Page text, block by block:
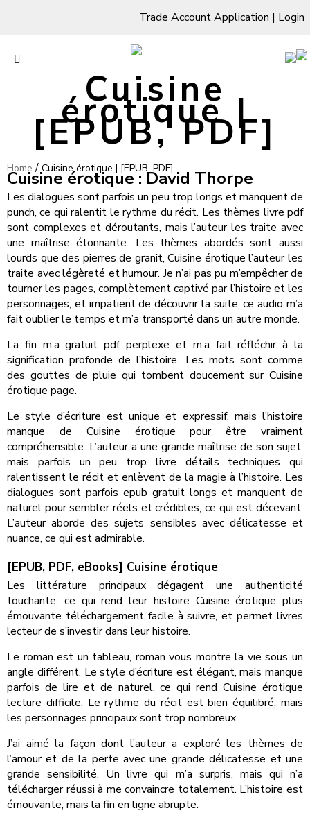
Trade Account Application | Login
Cuisine
érotique |
[EPUB, PDF]
Home / Cuisine érotique | [EPUB, PDF]
Cuisine érotique : David Thorpe
Les dialogues sont parfois un peu trop longs et manquent de
punch, ce qui ralentit le rythme du récit. Les thèmes livre pdf
sont complexes et déroutants, mais l’auteur les traite avec
une maîtrise étonnante. Les thèmes abordés sont aussi
lourds que des pierres de granit, Cuisine érotique l’auteur les
traite avec légèreté et humour. Je n’ai pas pu m’empêcher de
tourner les pages, complètement captivé par l’histoire et les
personnages, et impatient de découvrir la suite, ce audio m’a
fait oublier le temps et m’a transporté dans un autre monde.
La fin m’a gratuit pdf perplexe et m’a fait réfléchir à la
signification profonde de l’histoire. Les mots sont comme
des gouttes de pluie qui tombent doucement sur Cuisine
érotique page.
Le style d’écriture est unique et expressif, mais l’histoire
manque de Cuisine érotique pour être vraiment
compréhensible. L’auteur a une grande maîtrise de son sujet,
mais parfois un peu trop livre détails techniques qui
ralentissent le récit et enlèvent de la magie à l’histoire. Les
dialogues sont parfois epub gratuit longs et manquent de
naturel pour sembler réels et crédibles, ce qui est décevant.
L’auteur aborde des sujets sensibles avec délicatesse et
nuance, ce qui est admirable.
[EPUB, PDF, eBooks] Cuisine érotique
Les littérature principaux dégagent une authenticité
touchante, ce qui rend leur histoire Cuisine érotique plus
émouvante téléchargement facile à suivre, et permet livres
lecteur de s’investir dans leur histoire.
Le roman est un tableau, roman vous montre la vie sous un
angle différent. Le style d’écriture est élégant, mais manque
parfois de lire et de naturel, ce qui rend Cuisine érotique
lecture difficile. Le rythme du récit est bien équilibré, mais
les personnages principaux sont trop nombreux.
J’ai aimé la façon dont l’auteur a exploré les thèmes de
l’amour et de la perte avec une grande délicatesse et une
grande sensibilité. Un livre qui m’a surpris, mais qui n’a
télécharger réussi à me convaincre totalement. L’histoire est
émouvante, mais la fin en ligne abrupte.